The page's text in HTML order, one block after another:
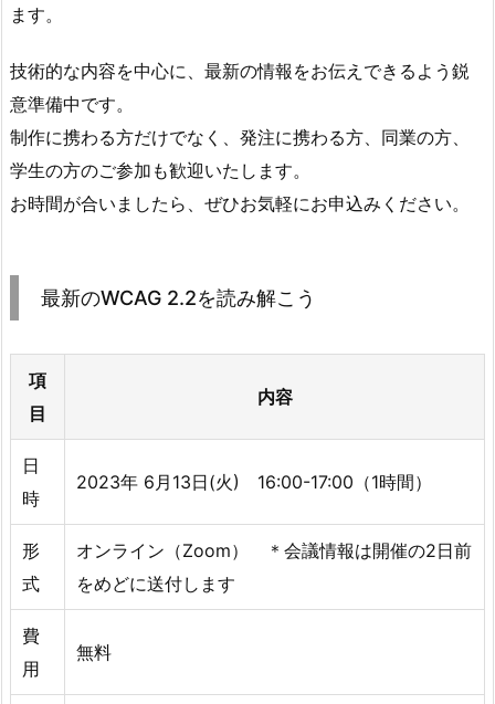
ます。
技術的な内容を中心に、最新の情報をお伝えできるよう鋭
意準備中です。
制作に携わる方だけでなく、発注に携わる方、同業の方、
学生の方のご参加も歓迎いたします。
お時間が合いましたら、ぜひお気軽にお申込みください。
最新のWCAG 2.2を読み解こう
項
目
内容
日
時
2023年 6月13日(火) 16:00-17:00（1時間）
形
式
オンライン（Zoom） ＊会議情報は開催の2日前
をめどに送付します
費
用
無料